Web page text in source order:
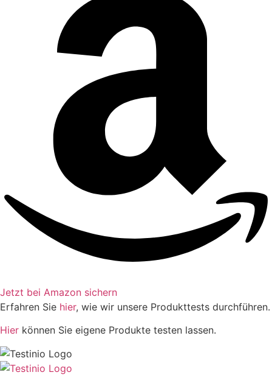
Jetzt bei Amazon sichern
Erfahren Sie hier, wie wir unsere Produkttests durchführen.
Hier können Sie eigene Produkte testen lassen.